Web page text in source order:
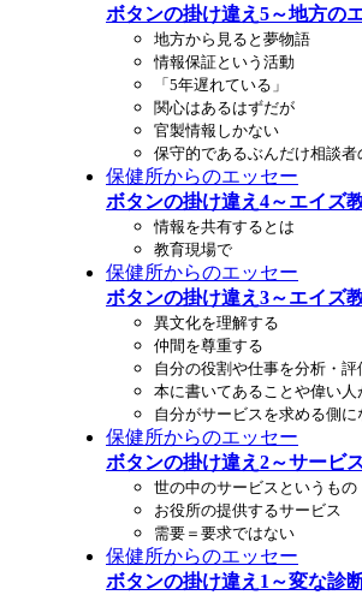
ボタンの掛け違え5～地方の
地方から見ると夢物語
情報保証という活動
「5年遅れている」
関心はあるはずだが
官製情報しかない
保守的であるぶんだけ相談者
保健所からのエッセー
ボタンの掛け違え4～エイズ
情報を共有するとは
教育現場で
保健所からのエッセー
ボタンの掛け違え3～エイズ
異文化を理解する
仲間を尊重する
自分の役割や仕事を分析・
本に書いてあることや偉い
自分がサービスを求める側に
保健所からのエッセー
ボタンの掛け違え2～サービ
世の中のサービスというもの
お役所の提供するサービス
需要＝要求ではない
保健所からのエッセー
ボタンの掛け違え1～変な診